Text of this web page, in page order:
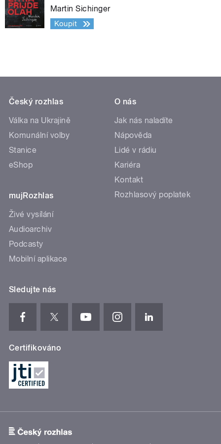
Martin Sichinger
Koupit
Český rozhlas
Válka na Ukrajině
Komunální volby
Stanice
eShop
mujRozhlas
Živé vysílání
Audioarchiv
Podcasty
Mobilní aplikace
O nás
Jak nás naladíte
Nápověda
Lidé v rádiu
Kariéra
Kontakt
Rozhlasový poplatek
Sledujte nás
Certifikováno